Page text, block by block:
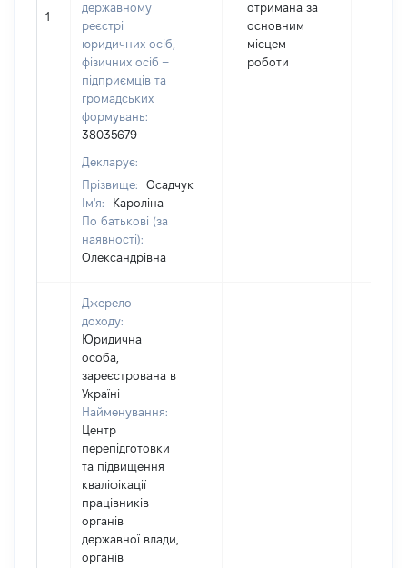
1
державному
реєстрі
юридичних осіб,
фізичних осіб –
підприємців та
громадських
формувань:
38035679
Декларує:
Прізвище:
Осадчук
Ім'я:
Кароліна
По батькові (за
наявності):
Олександрівна
отримана за
основним
місцем
роботи
Джерело
доходу:
Юридична
особа,
зареєстрована в
Україні
Найменування:
Центр
перепідготовки
та підвищення
кваліфікації
працівників
органів
державної влади,
органів